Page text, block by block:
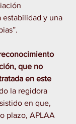
estabilidad y una
que no
en este
la regidora
en que,
plazo, APLAA